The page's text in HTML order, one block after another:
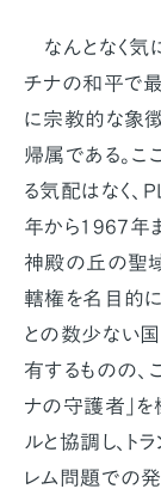
なんとなく気
チナの和平で
に宗教的な象
帰属である。
る気配はなく
年から1967年
神殿の丘の聖域
轄権を名目的に
との数少ない
有するものの、
ナの守護者」を
ルと協調し、ト
レム問題での